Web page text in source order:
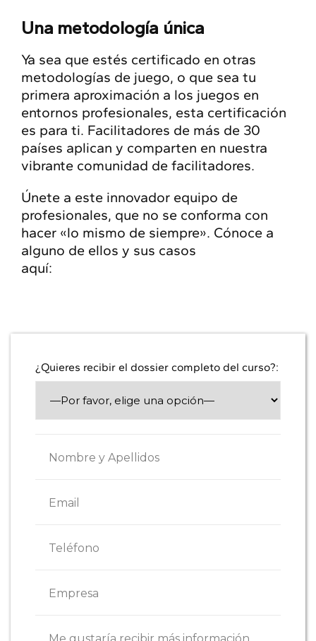
Una metodología única
Ya sea que estés certificado en otras
metodologías de juego, o que sea tu
primera aproximación a los juegos en
entornos profesionales, esta certificación
es para ti. Facilitadores de más de 30
países aplican y comparten en nuestra
vibrante comunidad de facilitadores.
Únete a este innovador equipo de
profesionales, que no se conforma con
hacer «lo mismo de siempre». Cónoce a
alguno de ellos y sus casos
aquí:
¿Quieres recibir el dossier completo del curso?: